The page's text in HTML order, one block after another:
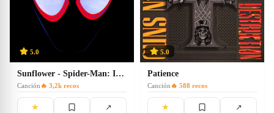
5.0
Sunflower - Spider-Man: Into the Spider-Verse
Canción 🔥 3,2k recos
★ ↗
5.0
Patience
Canción 🔥 588 recos
★ ↗